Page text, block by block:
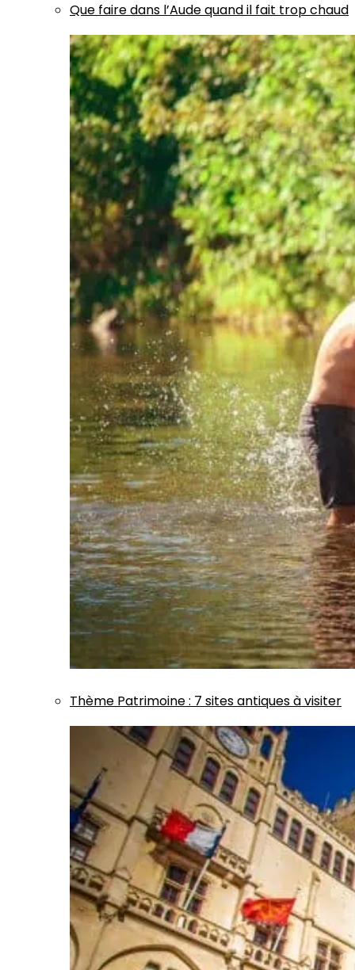
Que faire dans l’Aude quand il fait trop chaud
Thème Patrimoine: 7 sites antiques à visiter